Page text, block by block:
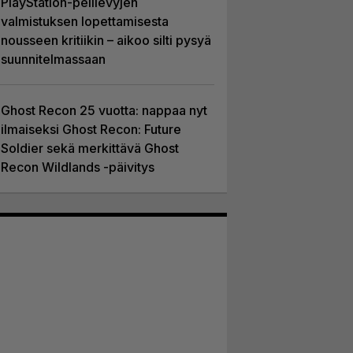
valmistuksen lopettamisesta
nousseen kritiikin – aikoo silti pysyä
suunnitelmassaan
Ghost Recon 25 vuotta: nappaa nyt
ilmaiseksi Ghost Recon: Future
Soldier sekä merkittävä Ghost
Recon Wildlands -päivitys